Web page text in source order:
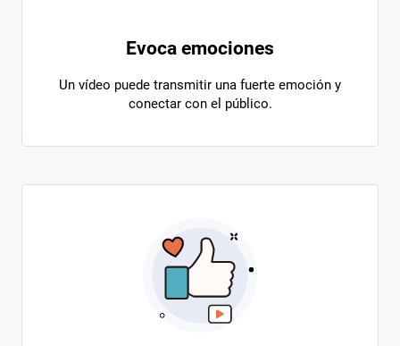
Evoca emociones
Un vídeo puede transmitir una fuerte emoción y
conectar con el público.